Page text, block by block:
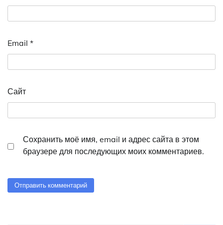
Email *
Сайт
Сохранить моё имя, email и адрес сайта в этом
браузере для последующих моих комментариев.